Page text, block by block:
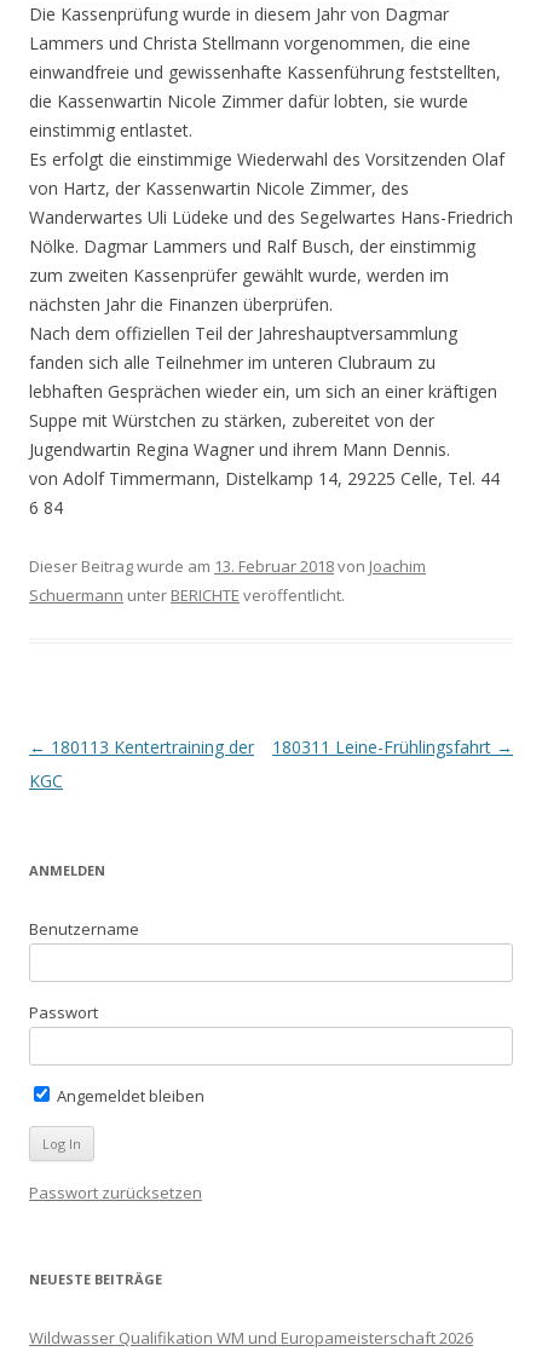
Die Kassenprüfung wurde in diesem Jahr von Dagmar
Lammers und Christa Stellmann vorgenommen, die eine
einwandfreie und gewissenhafte Kassenführung feststellten,
die Kassenwartin Nicole Zimmer dafür lobten, sie wurde
einstimmig entlastet.
Es erfolgt die einstimmige Wiederwahl des Vorsitzenden Olaf
von Hartz, der Kassenwartin Nicole Zimmer, des
Wanderwartes Uli Lüdeke und des Segelwartes Hans-Friedrich
Nölke. Dagmar Lammers und Ralf Busch, der einstimmig
zum zweiten Kassenprüfer gewählt wurde, werden im
nächsten Jahr die Finanzen überprüfen.
Nach dem offiziellen Teil der Jahreshauptversammlung
fanden sich alle Teilnehmer im unteren Clubraum zu
lebhaften Gesprächen wieder ein, um sich an einer kräftigen
Suppe mit Würstchen zu stärken, zubereitet von der
Jugendwartin Regina Wagner und ihrem Mann Dennis.
von Adolf Timmermann, Distelkamp 14, 29225 Celle, Tel. 44
6 84
Dieser Beitrag wurde am 13. Februar 2018von Joachim
Schuermann unter BERICHTE veröffentlicht.
Beitrags-
Navigation
← 180113 Kentertraining der
KGC
180311 Leine-Frühlingsfahrt →
ANMELDEN
Benutzername
Passwort
Angemeldet bleiben
Passwort zurücksetzen
NEUESTE BEITRÄGE
Wildwasser Qualifikation WM und Europameisterschaft 2026